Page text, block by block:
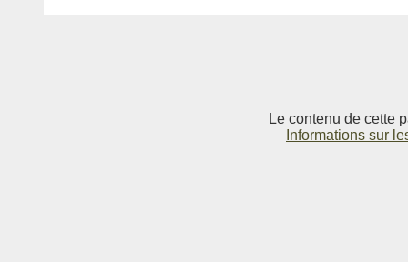
Le contenu de cette
Informations sur